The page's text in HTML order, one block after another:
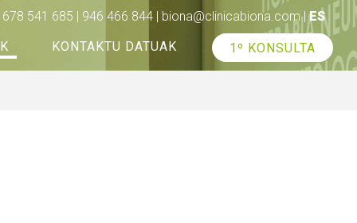
678 541 685 | 946 466 844 | biona@clinicabiona.com|ES
KONTAKTU DATUAK 1º KONSULTA